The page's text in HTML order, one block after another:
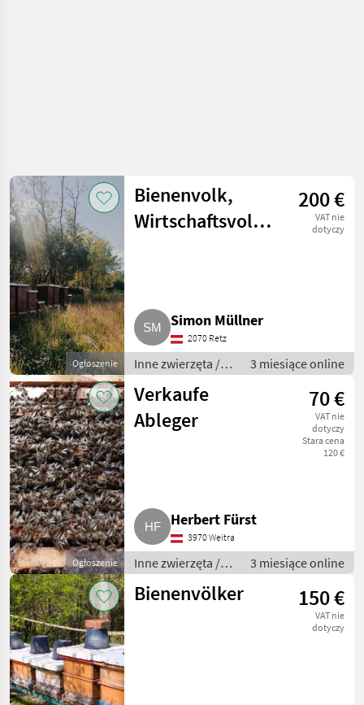
Ogłoszenie
Bienenvolk,
Wirtschaftsvolk,
200 €
VAT nie
dotyczy
Simon Müllner
2070 Retz
Inne zwierzęta /
Pszczoły i
pszczelarstwo
3 miesiące online
Ogłoszenie
Verkaufe
Ableger
70 €
VAT nie
dotyczy
Stara cena
120 €
Herbert Fürst
3970 Weitra
Inne zwierzęta /
Pszczoły i
pszczelarstwo
3 miesiące online
Bienenvölker 150 €
VAT nie
dotyczy